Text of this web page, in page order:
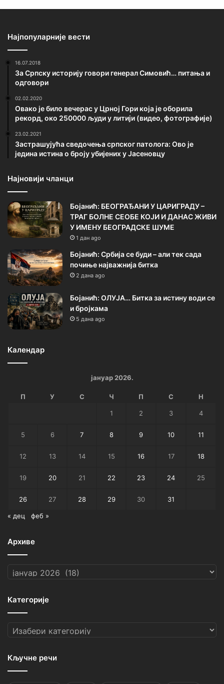
Најпопуларније вести
16.07.2018
За Српску историју говори генерал Симовић… питања и
одговори
02.02.2020
Овако је било вечерас у Црној Гори која је оборила
рекорд, око 250000 људи у литији (видео, фотографије)
23.02.2021
Застрашујућа сведочења српског патолога: Ово је
једина истина о броју убијених у Јасеновцу
Најновији чланци
Бојанић: БЕОГРАЂАНИ У ЦАРИГРАДУ –
ТРАГ БОЛНЕ СЕОБЕ КОЈИ И ДАНАС ЖИВИ
У ИМЕНУ БЕОГРАДСКЕ ШУМЕ
1 дан ago
Бојанић: Србија се буди – али тек сада
почиње најважнија битка
2 дана ago
Бојанић: ОЛУЈА… Битка за истину води се
и бројкама
5 дана ago
Календар
јануар 2026.
П У С Ч П С Н
1 2 3 4
5 6 7 8 9 10 11
12 13 14 15 16 17 18
19 20 21 22 23 24 25
26 27 28 29 30 31
« дец феб »
Архиве
Архиве
Категорије
Категорије
Кључне речи